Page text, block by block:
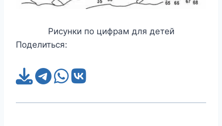
Рисунки по цифрам для детей
Поделиться: